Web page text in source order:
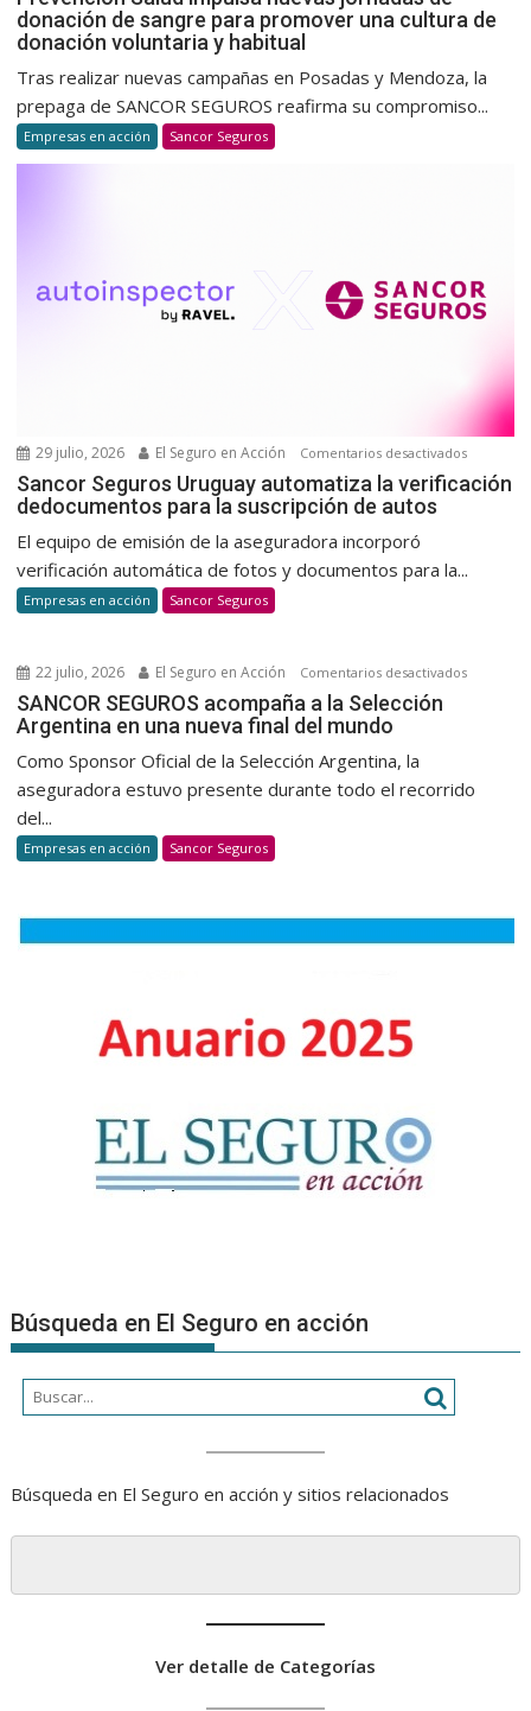
Salud
una
cultura
y
habitual
donación de sangre para promover una cultura de
donación voluntaria y habitual
Tras realizar nuevas campañas en Posadas y Mendoza, la
prepaga de SANCOR SEGUROS reafirma su compromiso...
Empresas en acción Sancor Seguros
29 julio, 2026 El Seguro en Acción Comentarios desactivadosen
Sancor
la
Sancor Seguros Uruguay automatiza la verificación
dedocumentos para la suscripción de autos
El equipo de emisión de la aseguradora incorporó
verificación automática de fotos y documentos para la...
Empresas en acción Sancor Seguros
22 julio, 2026 El Seguro en Acción Comentarios desactivadosen
la
SANCOR SEGUROS acompaña a la Selección
Argentina en una nueva final del mundo
Como Sponsor Oficial de la Selección Argentina, la
aseguradora estuvo presente durante todo el recorrido
del...
Empresas en acción Sancor Seguros
Búsqueda en El Seguro en acción
Búsqueda en El Seguro en acción y sitios relacionados
Ver detalle de Categorías